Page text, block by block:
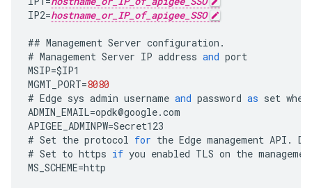
IP2=hostname_or_IP_of_apigee_SSO
## Management Server configuration .
# Management Server IP address and port
MSIP=$IP1
MGMT_PORT=8080
# Edge sys admin username and password as set when
ADMIN_EMAIL=opdk@google.com
APIGEE_ADMINPW=Secret123
# Set the protocol for the Edge management API .
# Set to https if you enabled TLS on the
MS_SCHEME=http